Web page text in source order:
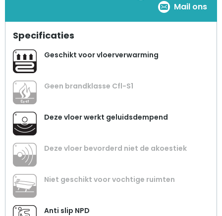
Mail ons
Specificaties
Geschikt voor vloerverwarming
Geen brandklasse Cfl-S1
Deze vloer werkt geluidsdempend
Deze vloer bevorderd niet de akoestiek
Niet geschikt voor vochtige ruimten
Anti slip NPD